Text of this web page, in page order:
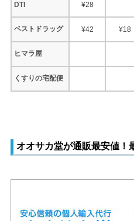
DTI ¥28
ベストドラッグ ¥42 ¥18
ヒマラ屋
くすりの宅配便
オオサカ堂が通販最安値！